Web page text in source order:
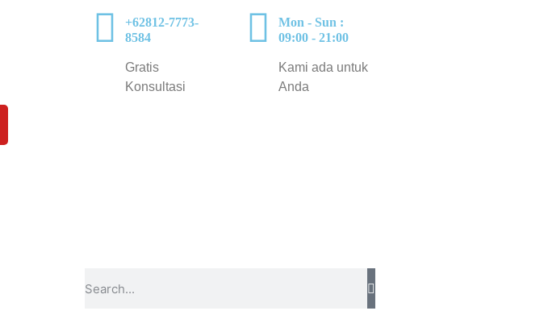
+62812-7773-
8584
Gratis
Konsultasi
Mon - Sun :
09:00 - 21:00
Kami ada untuk
Anda